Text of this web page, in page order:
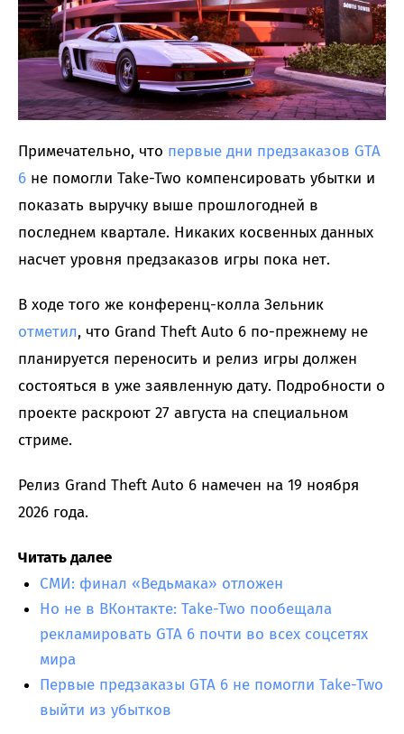
Примечательно, что первые дни предзаказов GTA
6 не помогли Take-Two компенсировать убытки и
показать выручку выше прошлогодней в
последнем квартале. Никаких косвенных данных
насчет уровня предзаказов игры пока нет.
В ходе того же конференц-колла Зельник
отметил, что Grand Theft Auto 6 по-прежнему не
планируется переносить и релиз игры должен
состояться в уже заявленную дату. Подробности о
проекте раскроют 27 августа на специальном
стриме.
Релиз Grand Theft Auto 6 намечен на 19 ноября
2026 года.
Читать далее
СМИ: финал «Ведьмака» отложен
Но не в ВКонтакте: Take-Two пообещала
рекламировать GTA 6 почти во всех соцсетях
мира
Первые предзаказы GTA 6 не помогли Take-Two
выйти из убытков